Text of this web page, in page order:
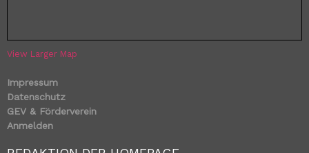
View Larger Map
Impressum
Datenschutz
GEV & Förderverein
Anmelden